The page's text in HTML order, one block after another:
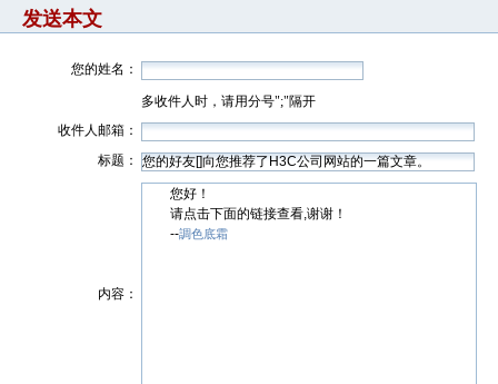
发送本文
您的姓名：
多收件人时，请用分号";"隔开
收件人邮箱：
标题：
内容：
您好！
请点击下面的链接查看,谢谢！
--調色底霜